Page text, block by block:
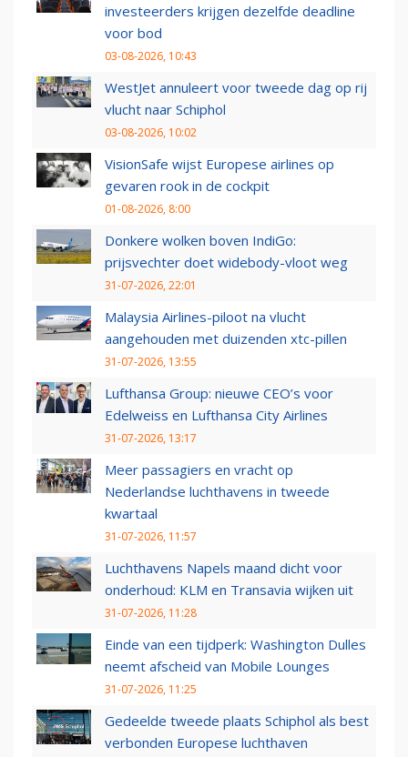
investeerders krijgen dezelfde deadline
voor bod
03-08-2026, 10:43
WestJet annuleert voor tweede dag op rij
vlucht naar Schiphol
03-08-2026, 10:02
VisionSafe wijst Europese airlines op
gevaren rook in de cockpit
01-08-2026, 8:00
Donkere wolken boven IndiGo:
prijsvechter doet widebody-vloot weg
31-07-2026, 22:01
Malaysia Airlines-piloot na vlucht
aangehouden met duizenden xtc-pillen
31-07-2026, 13:55
Lufthansa Group: nieuwe CEO’s voor
Edelweiss en Lufthansa City Airlines
31-07-2026, 13:17
Meer passagiers en vracht op
Nederlandse luchthavens in tweede
kwartaal
31-07-2026, 11:57
Luchthavens Napels maand dicht voor
onderhoud: KLM en Transavia wijken uit
31-07-2026, 11:28
Einde van een tijdperk: Washington Dulles
neemt afscheid van Mobile Lounges
31-07-2026, 11:25
Gedeelde tweede plaats Schiphol als best
verbonden Europese luchthaven